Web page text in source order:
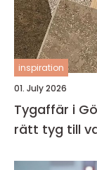
inspiration
01. July 2026
Tygaffär i
rätt tyg till